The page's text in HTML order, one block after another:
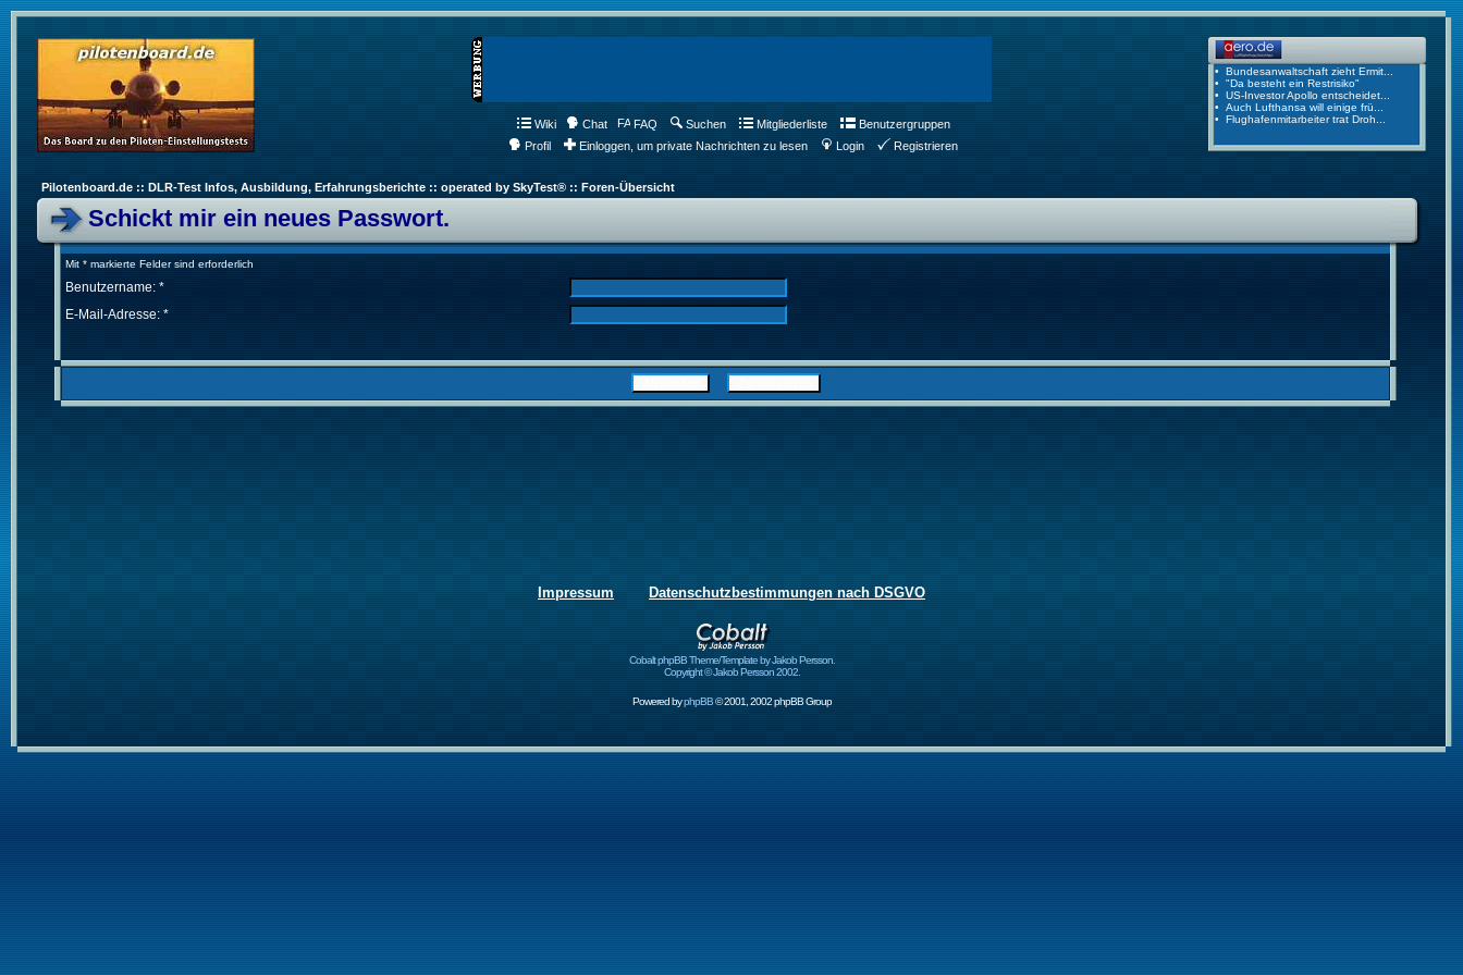
Wiki Chat FAQ Suchen Mitgliederliste
Benutzergruppen
Profil
Einloggen, um private Nachrichten zu lesen Login Registrieren
Pilotenboard.de :: DLR-Test Infos, Ausbildung, Erfahrungsberichte :: operated by SkyTest® :: Foren-Übersicht
Schickt mir ein neues Passwort.
Mit * markierte Felder sind erforderlich
Benutzername: *
E-Mail-Adresse: *
Impressum Datenschutzbestimmungen nach DSGVO
Cobalt phpBB Theme/Template by Jakob Persson.
Copyright © Jakob Persson 2002.
Powered byphpBB© 2001, 2002 phpBB Group